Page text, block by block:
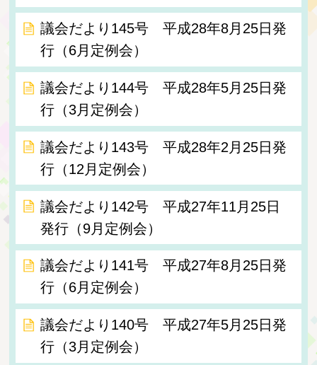
議会だより145号 平成28年8月25日発
行（6月定例会）
議会だより144号 平成28年5月25日発
行（3月定例会）
議会だより143号 平成28年2月25日発
行（12月定例会）
議会だより142号 平成27年11月25日
発行（9月定例会）
議会だより141号 平成27年8月25日発
行（6月定例会）
議会だより140号 平成27年5月25日発
行（3月定例会）